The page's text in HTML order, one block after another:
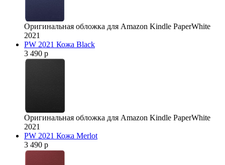
Оригинальная обложка для Amazon Kindle PaperWhite
2021
PW 2021 Кожа Black
3 490 р
Оригинальная обложка для Amazon Kindle PaperWhite
2021
PW 2021 Кожа Merlot
3 490 р